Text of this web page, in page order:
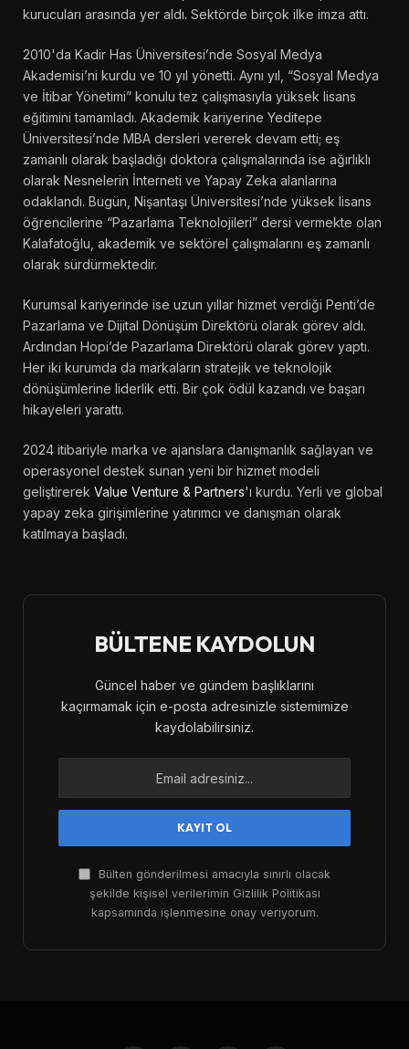
kurucuları arasında yer aldı. Sektörde birçok ilke imza attı.
2010'da Kadir Has Üniversitesi’nde Sosyal Medya
Akademisi’ni kurdu ve 10 yıl yönetti. Aynı yıl, “Sosyal Medya
ve İtibar Yönetimi” konulu tez çalışmasıyla yüksek lisans
eğitimini tamamladı. Akademik kariyerine Yeditepe
Üniversitesi’nde MBA dersleri vererek devam etti; eş
zamanlı olarak başladığı doktora çalışmalarında ise ağırlıklı
olarak Nesnelerin İnterneti ve Yapay Zeka alanlarına
odaklandı. Bugün, Nişantaşı Üniversitesi’nde yüksek lisans
öğrencilerine “Pazarlama Teknolojileri” dersi vermekte olan
Kalafatoğlu, akademik ve sektörel çalışmalarını eş zamanlı
olarak sürdürmektedir.
Kurumsal kariyerinde ise uzun yıllar hizmet verdiği Penti’de
Pazarlama ve Dijital Dönüşüm Direktörü olarak görev aldı.
Ardından Hopi’de Pazarlama Direktörü olarak görev yaptı.
Her iki kurumda da markaların stratejik ve teknolojik
dönüşümlerine liderlik etti. Bir çok ödül kazandı ve başarı
hikayeleri yarattı.
2024 itibariyle marka ve ajanslara danışmanlık sağlayan ve
operasyonel destek sunan yeni bir hizmet modeli
geliştirerek Value Venture & Partners'ı kurdu. Yerli ve global
yapay zeka girişimlerine yatırımcı ve danışman olarak
katılmaya başladı.
BÜLTENE KAYDOLUN
Güncel haber ve gündem başlıklarını
kaçırmamak için e-posta adresinizle sistemimize
kaydolabilirsiniz.
Bülten gönderilmesi amacıyla sınırlı olacak
şekilde kişisel verilerimin Gizlilik Politikası
kapsamında işlenmesine onay veriyorum.